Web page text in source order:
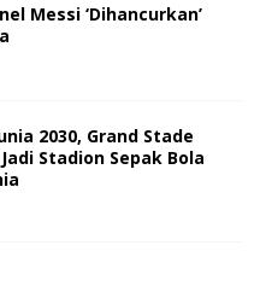
Messi ‘Dihancurkan’
2030, Grand Stade
Stadion Sepak Bola